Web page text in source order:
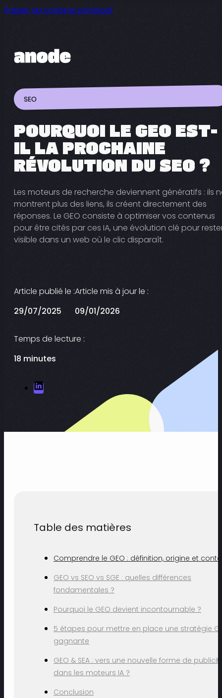
Passer au contenu principal
SEO
POURQUOI LE GEO EST-
IL LA PROCHAINE
RÉVOLUTION DU SEO ?
Les moteurs de recherche deviennent génératifs : ils
montrent plus des liens, ils créent directement des
réponses. Le GEO consiste à optimiser vos contenus
pour être cités par ces IA, une évolution clé pour
visible dans un web où le clic disparaît.
Article publié le :
29/07/2025
Article mis à jour le :
09/01/2026
Temps de lecture :
18 minutes
Table des matières
Comprendre le GEO : définition, origine et
GEO vs SEO vs SGE : quelles différences
fondamentales ?
Pourquoi le GEO devient incontournable ?
5 étapes pour mettre en place une stratégie
gagnante
GEO & SEA : vers une nouvelle forme de
dans les moteurs IA ?
Conclusion